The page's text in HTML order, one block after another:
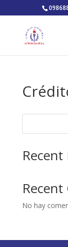
Recent
No hay